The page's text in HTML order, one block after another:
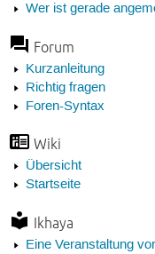
Wer ist gerade
Forum
Kurzanleitung
Richtig fragen
Foren-Syntax
Wiki
Übersicht
Startseite
Ikhaya
Eine Veranstaltung